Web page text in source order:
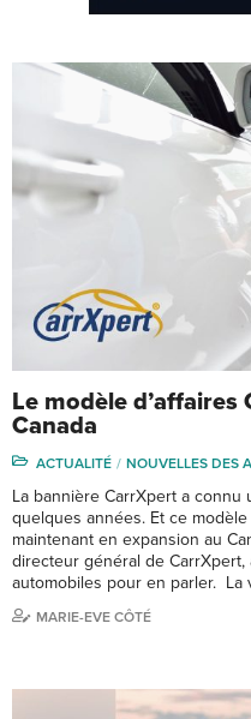
Le modèle d’affaires
Canada
ACTUALITÉ NOUVELLES DES
La bannière CarrXpert a
quelques années. Et ce modèle
maintenant en expansion au
directeur général de
automobiles pour en parler. La
MARIE-EVE CÔTÉ